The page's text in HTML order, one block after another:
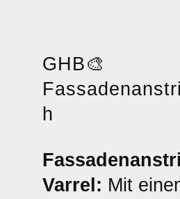
GHB🎨
h
Varrel: Mit